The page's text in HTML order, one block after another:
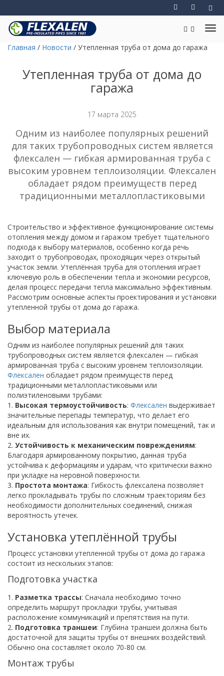
Главная / Новости / Утепленная труба от дома до гаража
Утепленная труба от дома до
гаража
17 марта 2025
Одним из наиболее популярных решений
для таких трубопроводных систем является
флексален — гибкая армированная труба с
высоким уровнем теплоизоляции. Флексален
обладает рядом преимуществ перед
традиционными металлопластиковыми
Строительство и эффективное функционирование системы
отопления между домом и гаражом требует тщательного
подхода к выбору материалов, особенно когда речь
заходит о трубопроводах, проходящих через открытый
участок земли. Утеплённая труба для отопления играет
ключевую роль в обеспечении тепла и экономии ресурсов,
делая процесс передачи тепла максимально эффективным.
Рассмотрим основные аспекты проектирования и установки
утепленной трубы от дома до гаража.
Выбор материала
Одним из наиболее популярных решений для таких
трубопроводных систем является флексален — гибкая
армированная труба с высоким уровнем теплоизоляции.
Флексален обладает рядом преимуществ перед
традиционными металлопластиковыми или
полиэтиленовыми трубами:
1. Высокая термоустойчивость: Флексален выдерживает
значительные перепады температур, что делает его
идеальным для использования как внутри помещений, так и
вне их.
2. Устойчивость к механическим повреждениям:
Благодаря армированному покрытию, данная труба
устойчива к деформациям и ударам, что критически важно
при укладке на неровной поверхности.
3. Простота монтажа: Гибкость флексалена позволяет
легко прокладывать трубы по сложным траекториям без
необходимости дополнительных соединений, снижая
вероятность утечек.
Установка утеплённой трубы
Процесс установки утепленной трубы от дома до гаража
состоит из нескольких этапов:
Подготовка участка
1. Разметка трассы: Сначала необходимо точно
определить маршрут прокладки трубы, учитывая
расположение коммуникаций и препятствия на пути.
2. Подготовка траншеи: Глубина траншеи должна быть
достаточной для защиты трубы от внешних воздействий.
Обычно она составляет около 70-80 см.
Монтаж трубы